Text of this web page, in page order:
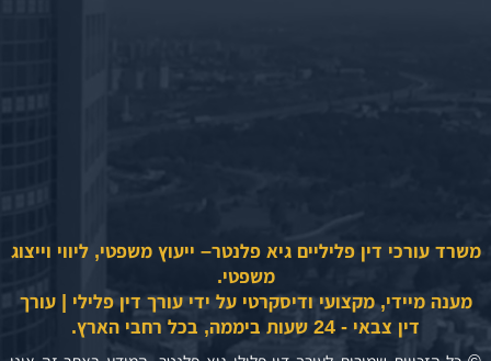
משרד עורכי דין פליליים גיא פלנטר– ייעוץ משפטי, ליווי וייצוג
משפטי.
מענה מיידי, מקצועי ודיסקרטי על ידי עורך דין פלילי | עורך
דין צבאי - 24 שעות ביממה, בכל רחבי הארץ.